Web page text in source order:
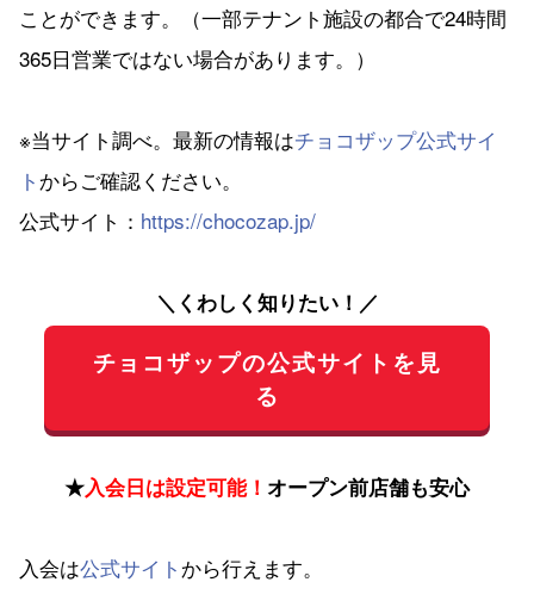
ことができます。（一部テナント施設の都合で24時間
365日営業ではない場合があります。）
※当サイト調べ。最新の情報はチョコザップ公式サイ
ト からご確認ください。
公式サイト： https://chocozap.jp/
＼くわしく知りたい！／
チョコザップの公式サイトを見
る
★入会日は設定可能！ オープン前店舗も安心
入会は公式サイト から行えます。